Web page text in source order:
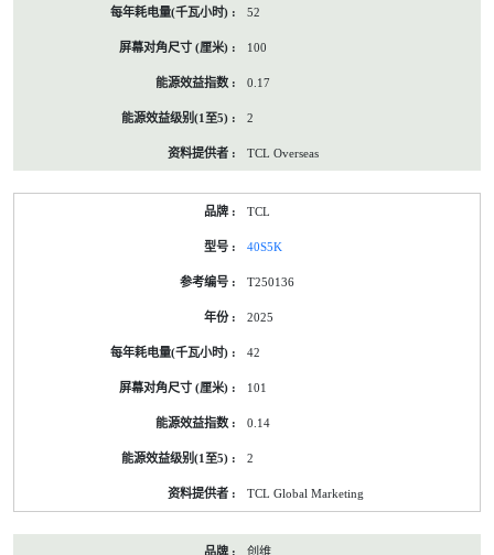
52
100
0.17
2
TCL Overseas
TCL
40S5K
T250136
2025
42
101
0.14
2
TCL Global Marketing
创维